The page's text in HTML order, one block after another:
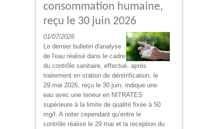
consommation humaine,
reçu le 30 juin 2026
01/07/2026
Le dernier bulletin d'analyse
de l'eau réalisé dans le cadre
du contrôle sanitaire, effectué, après
traitement en station de dénitrification, le
29 mai 2026, reçu le 30 juin, indique une
eau avec une teneur en NITRATES
supérieure à la limite de qualité fixée à 50
mg/l. A noter cependant qu’entre le
contrôle réalisé le 29 mai et la réception du